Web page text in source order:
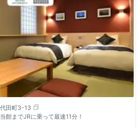
田町3-13
館までJRに乗って最速11分！